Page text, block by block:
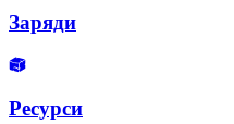
Заряди
Ресурси